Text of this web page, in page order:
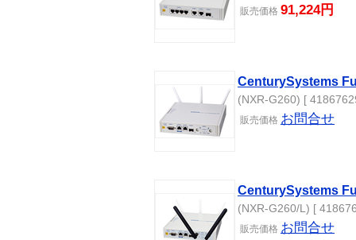
販売価格 91,224円
CenturySystems
(NXR-G260) [
販売価格 お問合せ
CenturySystems
(NXR-G260/L) [
販売価格 お問合せ